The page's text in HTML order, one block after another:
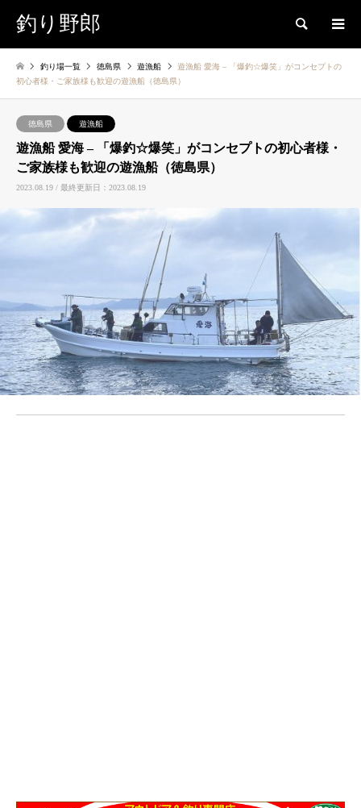
釣り野郎 検索
釣り場一覧 徳島県 遊漁船
遊漁船 愛海 – 「爆釣☆爆笑」がコンセプトの
初心者様・ご家族様も歓迎の遊漁船（徳島県）
徳島県 遊漁船
遊漁船 愛海 – 「爆釣☆爆笑」がコンセプトの初心者様・
ご家族様も歓迎の遊漁船（徳島県）
2023.08.19 / 最終更新日：2023.08.19